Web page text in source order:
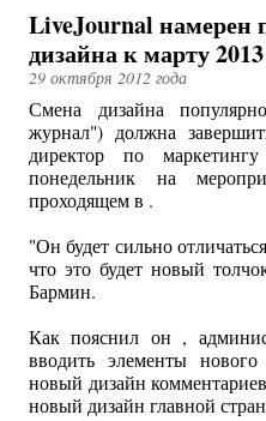
LiveJournal намерен
дизайна к марту 2013
29 октября 2012 года
Смена дизайна
журнал") должна
директор по
понедельник на
проходящем в .
"Он будет сильно
что это будет новый
Бармин.
Как пояснил он ,
вводить элементы
новый дизайн
новый дизайн главной